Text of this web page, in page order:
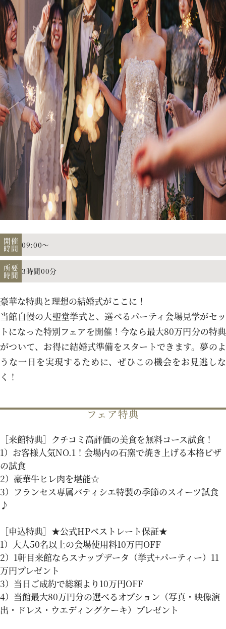
フォトガイドツアー
ブライダルフェア
ニュース
パーティレポート
アクセス
よくあるご質問
お電話でのご予約・お問い合わせ
TEL.011-633-1111
平日 11:00-19:00、土日祝 10:00-19:00
プロポーズご検討の方はこちら
来店予約 オンライン相談
資料請求
開催
時間 09:00～
所要
時間 3時間00分
豪華な特典と理想の結婚式がここに！
当館自慢の大聖堂挙式と、選べるパーティ会場見学がセッ
トになった特別フェアを開催！今なら最大80万円分の特典
がついて、お得に結婚式準備をスタートできます。夢のよ
うな一日を実現するために、ぜひこの機会をお見逃しな
く！
フェア特典
［来館特典］クチコミ高評価の美食を無料コース試食！
1）お客様人気NO.1！会場内の石窯で焼き上げる本格ピザ
の試食
2）豪華牛ヒレ肉を堪能☆
3）フランセス専属パティシエ特製の季節のスイーツ試食
♪
［申込特典］★公式HPベストレート保証★
1）大人50名以上の会場使用料10万円OFF
2）1軒目来館ならスナップデータ（挙式+パーティー）11
万円プレゼント
3）当日ご成約で総額より10万円OFF
4）当館最大80万円分の選べるオプション（写真・映像演
出・ドレス・ウエディングケーキ）プレゼント